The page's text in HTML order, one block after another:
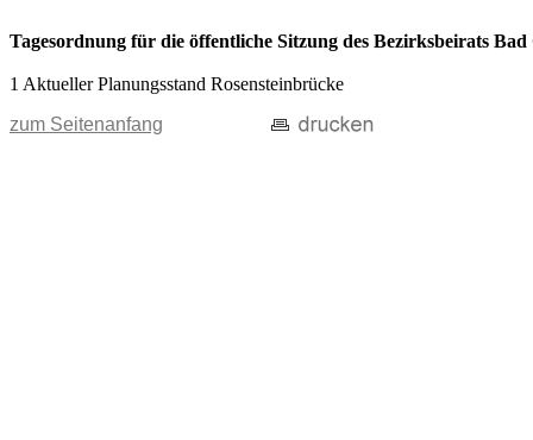
Tagesordnung für die öffentliche Sitzung des Bezirksbeirats
1 Aktueller Planungsstand Rosensteinbrücke
zum Seitenanfang